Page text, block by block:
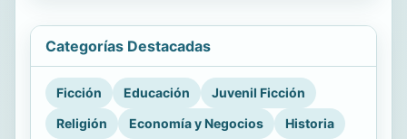
Categorías Destacadas
Ficción Educación
Juvenil Ficción
Religión
Economía y Negocios Historia